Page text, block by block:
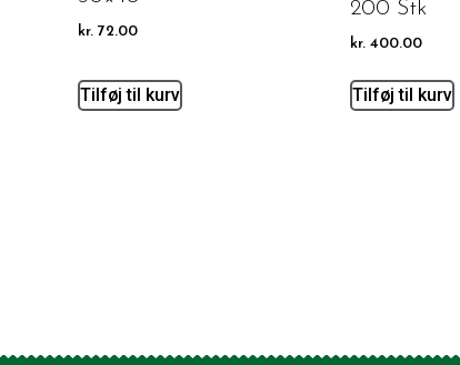
kr. 72.00
Tilføj til kurv
200 Stk
kr. 400.00
Tilføj til kurv